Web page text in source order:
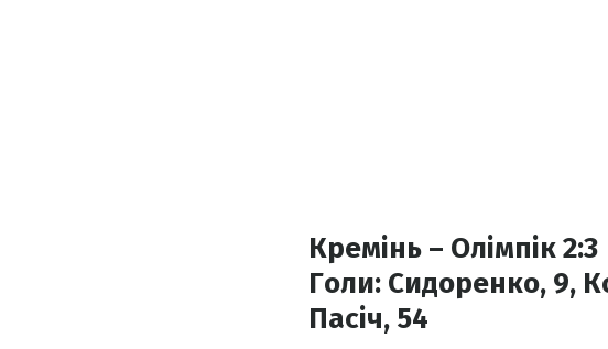
Кремінь – Олімпік 2:3
Голи: Сидоренко, 9,
Пасіч, 54